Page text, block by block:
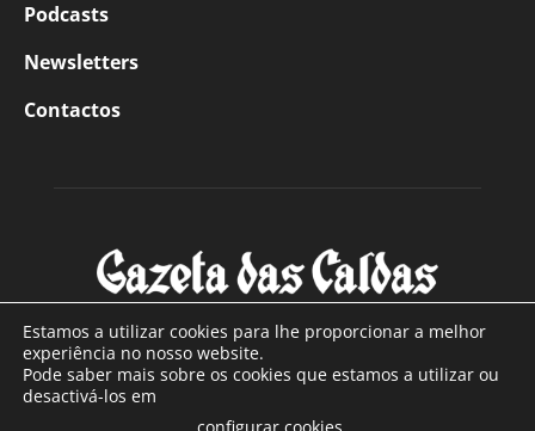
Podcasts
Newsletters
Contactos
SOBRE NÓS
Estamos a utilizar cookies para lhe proporcionar a melhor
experiência no nosso website.
Pode saber mais sobre os cookies que estamos a utilizar ou
desactivá-los em